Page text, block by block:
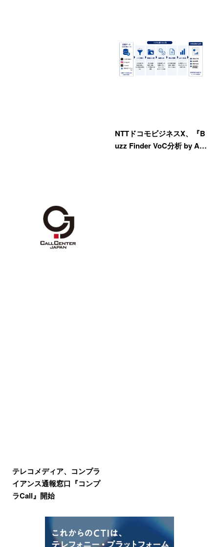
テレコメディア、コンプラ
イアンス通報窓口『コンプ
ラCall』開始
NTTドコモビジネスX、『B
uzz Finder VoC分析 by A…